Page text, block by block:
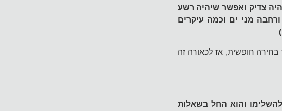
צדיק ואפשר שיהיה רשע
מני ים וכמה עיקרים
חופשית, אז לכאורה זה
והוא החל בשאלות